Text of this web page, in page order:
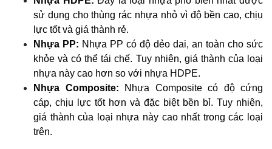
sử dụng cho thùng rác nhựa nhỏ vì độ bền cao, chịu
lực tốt và giá thành rẻ.
Nhựa PP: Nhựa PP có độ dẻo dai, an toàn cho sức
khỏe và có thể tái chế. Tuy nhiên, giá thành của loại
nhựa này cao hơn so với nhựa HDPE.
Nhựa Composite: Nhựa Composite có độ cứng
cáp, chịu lực tốt hơn và đặc biệt bền bỉ. Tuy nhiên,
giá thành của loại nhựa này cao nhất trong các loại
trên.